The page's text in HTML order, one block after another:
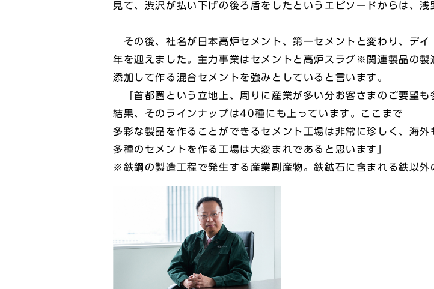
見て、渋沢が払い下げの後ろ盾をしたというエピソードからは、
その後、社名が日本高炉セメント、第一セメントと変わり、デ
年を迎えました。主力事業はセメントと高炉スラグ※関連製品の
添加して作る混合セメントを強みとしていると言います。
「首都圏という立地上、周りに産業が多い分お客さまのご要望
結果、そのラインナップは40種にも上っています。ここまで
多彩な製品を作ることができるセメント工場は非常に珍しく、海
多種のセメントを作る工場は大変まれであると思います」
※鉄鋼の製造工程で発生する産業副産物。鉄鉱石に含まれる鉄以